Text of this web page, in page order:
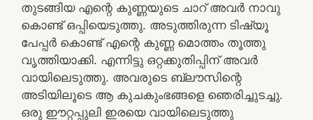
തുടങ്ങിയ എന്റെ കുണ്ണയുടെ ചാറ് അവർ നാവു
കൊണ്ട് ഒപ്പിയെടുത്തു. അടുത്തിരുന്ന ടിഷ്യൂ
പേപ്പർ കൊണ്ട് എന്റെ കുണ്ണ മൊത്തം തൂത്തു
വൃത്തിയാക്കി. എന്നിട്ടു ഒറ്റക്കുതിപ്പിന് അവർ
വായിലെടുത്തു. അവരുടെ ബ്ലൗസിന്റെ
അടിയിലൂടെ ആ കുചകുംഭങ്ങളെ ഞെരിച്ചുടച്ചു.
ഒരു ഈറ്റപ്പുലി ഇരയെ വായിലെടുത്തു